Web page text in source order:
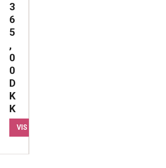
3
6
5
,
0
0
D
K
K
VIS PRODUKT